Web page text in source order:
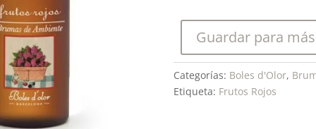
Bruma
Ambients
50
ml.
cantidad
Guardar para
Categorías: Boles d'Olor,
Etiqueta: Frutos Rojos